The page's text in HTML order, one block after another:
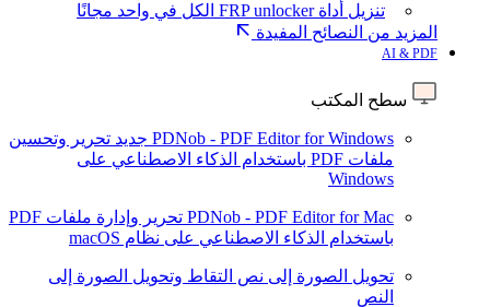
تنزيل أداة FRP unlocker الكل في واحد مجانًا
المزيد من النصائح المفيدة
AI & PDF
سطح المكتب
PDNob - PDF Editor for Windows جديد تحرير وتحسين
ملفات PDF باستخدام الذكاء الاصطناعي على
Windows
PDNob - PDF Editor for Mac
تحرير وإدارة ملفات PDF
باستخدام الذكاء الاصطناعي على نظام macOS
تحويل الصورة إلى نص التقاط وتحويل الصورة إلى
النص